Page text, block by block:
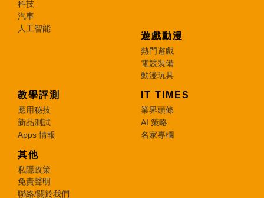
科技
汽車
人工智能
遊戲動漫
熱門遊戲
電競裝備
動漫玩具
教學評測
應用秘技
新品測試
Apps 情報
IT TIMES
業界頭條
AI 策略
名家專欄
其他
私隱政策
免責聲明
聯絡/關於我們